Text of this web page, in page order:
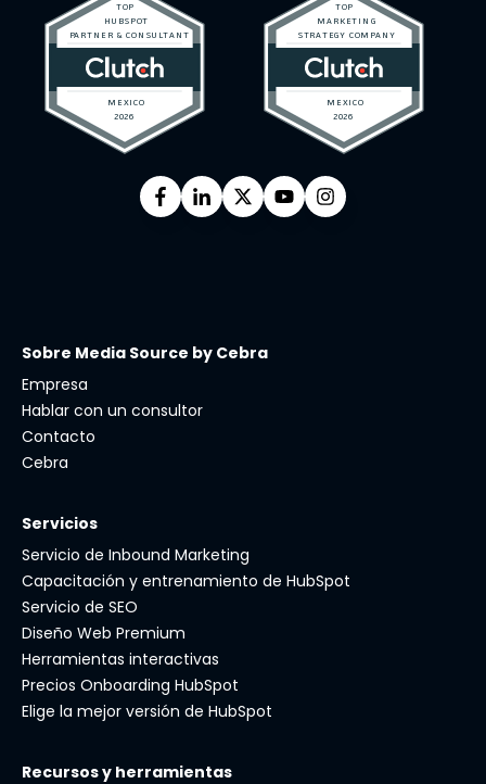
Sobre Media Source by Cebra
Empresa
Hablar con un consultor
Contacto
Cebra
Servicios
Servicio de Inbound Marketing
Capacitación y entrenamiento de HubSpot
Servicio de SEO
Diseño Web Premium
Herramientas interactivas
Precios Onboarding HubSpot
Elige la mejor versión de HubSpot
Recursos y herramientas